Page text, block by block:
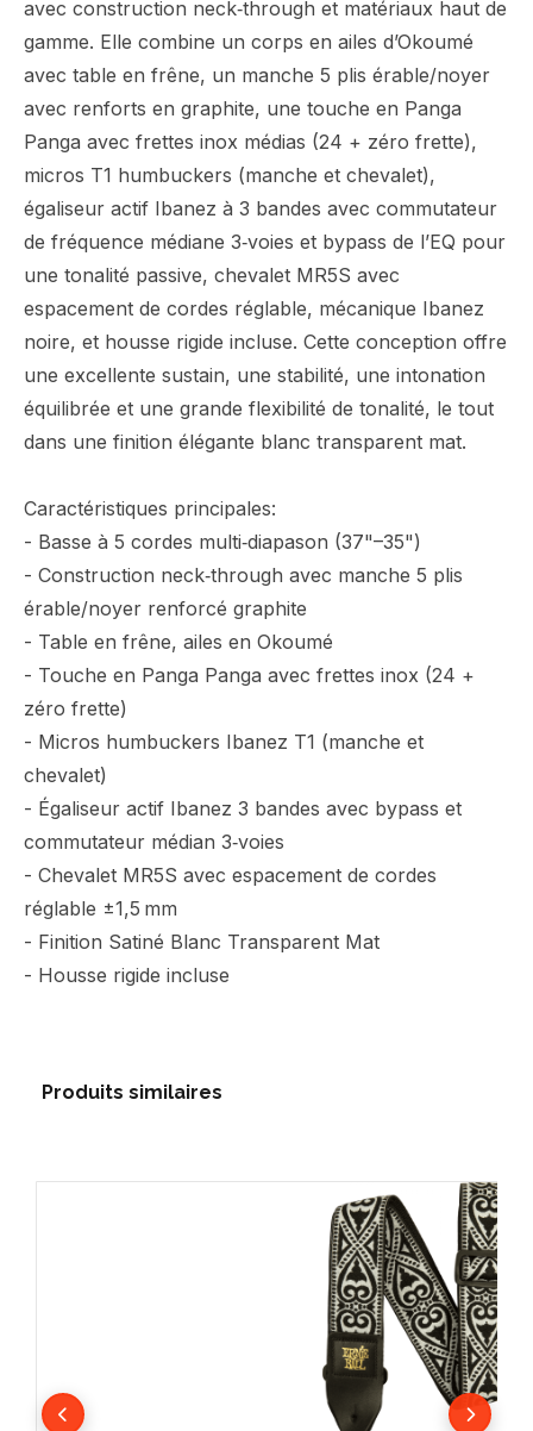
avec construction neck‑through et matériaux haut de
gamme. Elle combine un corps en ailes d’Okoumé
avec table en frêne, un manche 5 plis érable/noyer
avec renforts en graphite, une touche en Panga
Panga avec frettes inox médias (24 + zéro frette),
micros T1 humbuckers (manche et chevalet),
égaliseur actif Ibanez à 3 bandes avec commutateur
de fréquence médiane 3‑voies et bypass de l’EQ pour
une tonalité passive, chevalet MR5S avec
espacement de cordes réglable, mécanique Ibanez
noire, et housse rigide incluse. Cette conception offre
une excellente sustain, une stabilité, une intonation
équilibrée et une grande flexibilité de tonalité, le tout
dans une finition élégante blanc transparent mat.
Caractéristiques principales:
- Basse à 5 cordes multi‑diapason (37"–35")
- Construction neck‑through avec manche 5 plis
érable/noyer renforcé graphite
- Table en frêne, ailes en Okoumé
- Touche en Panga Panga avec frettes inox (24 +
zéro frette)
- Micros humbuckers Ibanez T1 (manche et
chevalet)
- Égaliseur actif Ibanez 3 bandes avec bypass et
commutateur médian 3‑voies
- Chevalet MR5S avec espacement de cordes
réglable ±1,5 mm
- Finition Satiné Blanc Transparent Mat
- Housse rigide incluse
Produits similaires